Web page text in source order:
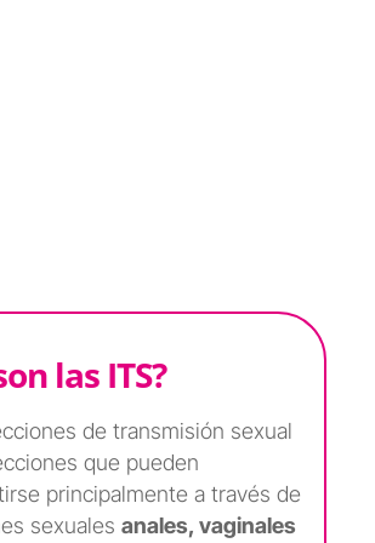
las ITS?
de transmisión sexual
que pueden
principalmente a través de
sexualesanales, vaginales